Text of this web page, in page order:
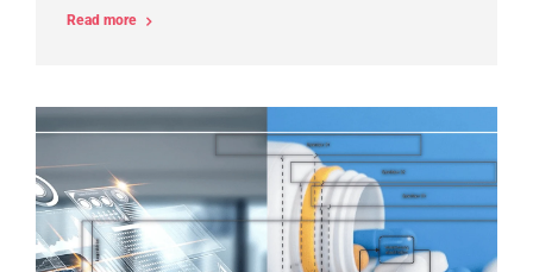
Kontext der digitalen Transformation gesetzt, wird häufig von
automatisiert werden (z.B. mit Hilfe von Robotic Process
Automation, kurz: RPA) sondern ganze Prozesse, idealerweise
„End-to-End“. Die nachfolgende Abbildung zeigt einen
exemplarischen Prozess zur Erzeugung einer
Bestellanforderung (BANF). Das Prozessmodell ist auf
strategischer Ebene modelliert und wird im weiteren Verlauf in
ein technisches Prozessmodell überführt. Wird das Ziel
verfolgt solch einen Prozess...
Read more